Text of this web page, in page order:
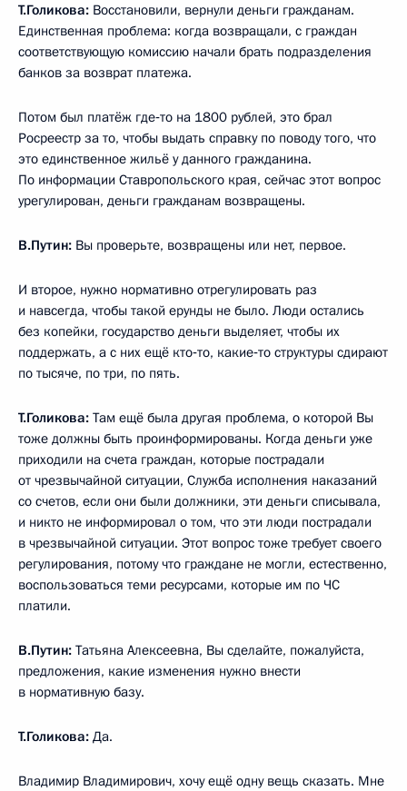
Т.Голикова: Восстановили, вернули деньги гражданам.
Единственная проблема: когда возвращали, с граждан
соответствующую комиссию начали брать подразделения
банков за возврат платежа.
Потом был платёж где‑то на 1800 рублей, это брал
Росреестр за то, чтобы выдать справку по поводу того, что
это единственное жильё у данного гражданина.
По информации Ставропольского края, сейчас этот вопрос
урегулирован, деньги гражданам возвращены.
В.Путин: Вы проверьте, возвращены или нет, первое.
И второе, нужно нормативно отрегулировать раз
и навсегда, чтобы такой ерунды не было. Люди остались
без копейки, государство деньги выделяет, чтобы их
поддержать, а с них ещё кто‑то, какие‑то структуры сдирают
по тысяче, по три, по пять.
Т.Голикова: Там ещё была другая проблема, о которой Вы
тоже должны быть проинформированы. Когда деньги уже
приходили на счета граждан, которые пострадали
от чрезвычайной ситуации, Служба исполнения наказаний
со счетов, если они были должники, эти деньги списывала,
и никто не информировал о том, что эти люди пострадали
в чрезвычайной ситуации. Этот вопрос тоже требует своего
регулирования, потому что граждане не могли, естественно,
воспользоваться теми ресурсами, которые им по ЧС
платили.
В.Путин: Татьяна Алексеевна, Вы сделайте, пожалуйста,
предложения, какие изменения нужно внести
в нормативную базу.
Т.Голикова: Да.
Владимир Владимирович, хочу ещё одну вещь сказать. Мне